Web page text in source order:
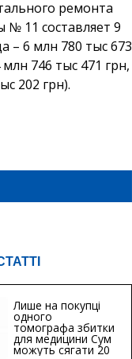
ремонта
11 составляет 9
– 6 млн 780 тыс 673
746 тыс 471 грн,
202 грн).
Лише на покупці
одного
томографа збитки
для медицини Сум
можуть сягати 20